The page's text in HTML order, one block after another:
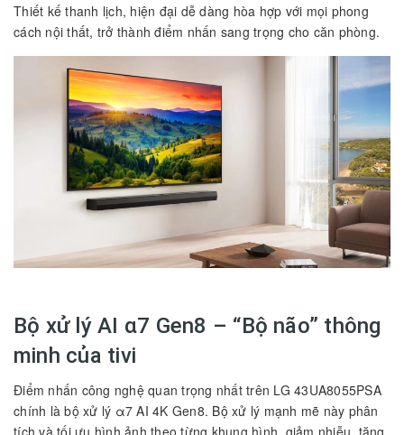
Thiết kế thanh lịch, hiện đại dễ dàng hòa hợp với mọi phong
cách nội thất, trở thành điểm nhấn sang trọng cho căn phòng.
Bộ xử lý AI α7 Gen8 – “Bộ não” thông
minh của tivi
Điểm nhấn công nghệ quan trọng nhất trên LG 43UA8055PSA
chính là bộ xử lý α7 AI 4K Gen8. Bộ xử lý mạnh mẽ này phân
tích và tối ưu hình ảnh theo từng khung hình, giảm nhiễu, tăng